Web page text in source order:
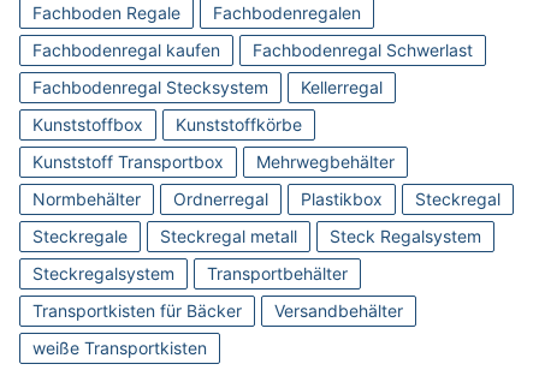
Fachboden Regale
Fachbodenregalen
Fachbodenregal kaufen
Fachbodenregal Schwerlast
Fachbodenregal Stecksystem
Kellerregal
Kunststoffbox
Kunststoffkörbe
Kunststoff Transportbox
Mehrwegbehälter
Normbehälter
Ordnerregal Plastikbox
Steckregal
Steckregale
Steckregal metall
Steck Regalsystem
Steckregalsystem
Transportbehälter
Transportkisten für Bäcker
Versandbehälter
weiße Transportkisten